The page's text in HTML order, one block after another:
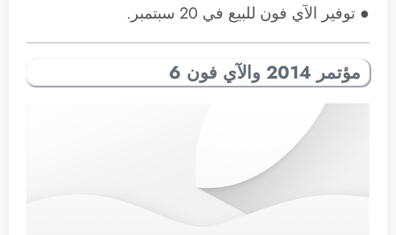
● توفير الآي فون للبيع في 20 سبتمبر.
مؤتمر 2014 والآي فون 6